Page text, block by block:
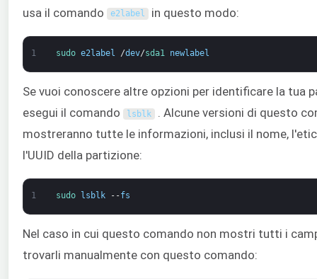
usa il comando
e2label in questo modo:
1 sudo e2label /dev/sda1 newlabel
Se vuoi conoscere altre opzioni per identificare la tua
esegui il comando
lsblk . Alcune versioni di questo
mostreranno tutte le informazioni, inclusi il nome,
l'UUID della partizione:
1 sudo lsblk --fs
Nel caso in cui questo comando non mostri tutti i
trovarli manualmente con questo comando: